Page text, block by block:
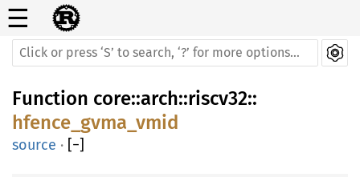
☰
Function core::arch::riscv32::
hfence_gvma_vmid
source · [−]